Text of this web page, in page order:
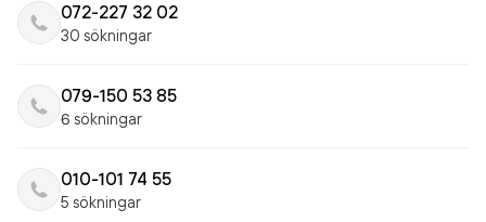
072-227 32 02
30 sökningar
079-150 53 85
6 sökningar
010-101 74 55
5 sökningar